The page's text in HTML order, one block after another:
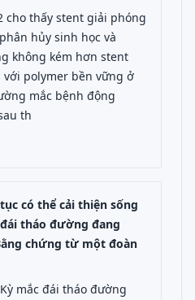
cho thấy stent giải phóng
hủy sinh học và
không kém hơn stent
polymer bền vững ở
mắc bệnh động
th
có thể cải thiện sống
tháo đường đang
chứng từ một đoàn
mắc đái tháo đường